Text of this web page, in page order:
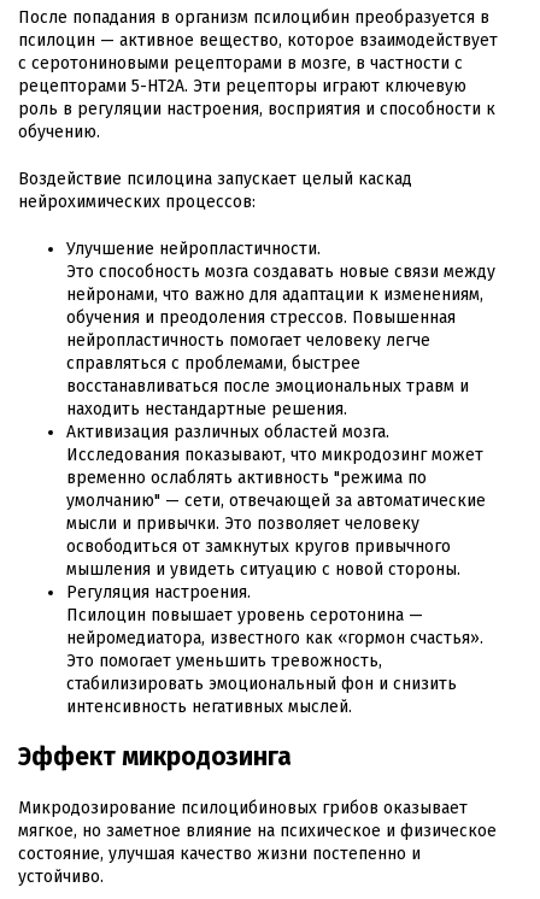
После попадания в организм псилоцибин преобразуется в
псилоцин — активное вещество, которое взаимодействует
с серотониновыми рецепторами в мозге, в частности с
рецепторами 5-HT2A. Эти рецепторы играют ключевую
роль в регуляции настроения, восприятия и способности к
обучению.
Воздействие псилоцина запускает целый каскад
нейрохимических процессов:
Улучшение нейропластичности.
Это способность мозга создавать новые связи между
нейронами, что важно для адаптации к изменениям,
обучения и преодоления стрессов. Повышенная
нейропластичность помогает человеку легче
справляться с проблемами, быстрее
восстанавливаться после эмоциональных травм и
находить нестандартные решения.
Активизация различных областей мозга.
Исследования показывают, что микродозинг может
временно ослаблять активность "режима по
умолчанию" — сети, отвечающей за автоматические
мысли и привычки. Это позволяет человеку
освободиться от замкнутых кругов привычного
мышления и увидеть ситуацию с новой стороны.
Регуляция настроения.
Псилоцин повышает уровень серотонина —
нейромедиатора, известного как «гормон счастья».
Это помогает уменьшить тревожность,
стабилизировать эмоциональный фон и снизить
интенсивность негативных мыслей.
Эффект микродозинга
Микродозирование псилоцибиновых грибов оказывает
мягкое, но заметное влияние на психическое и физическое
состояние, улучшая качество жизни постепенно и
устойчиво.